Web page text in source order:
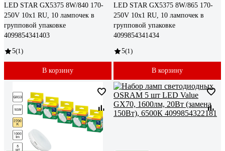
LED STAR GX5375 8W/840 170-
250V 10x1 RU, 10 лампочек в
групповой упаковке
4099854341403
5(1)
В корзину
LED STAR GX5375 8W/865 170-
250V 10x1 RU, 10 лампочек в
групповой упаковке
4099854341434
5(1)
В корзину